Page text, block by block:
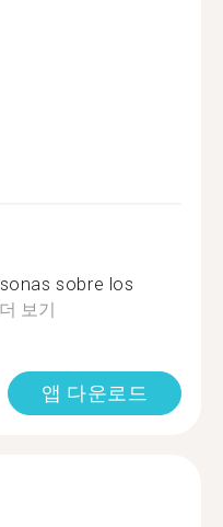
sobre los
더 보기
앱 다운로드